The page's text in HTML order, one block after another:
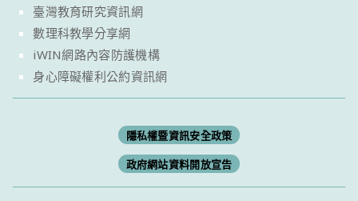
臺灣教育研究資訊網
數理科教學分享網
iWIN網路內容防護機構
身心障礙權利公約資訊網
隱私權暨資訊安全政策
政府網站資料開放宣告